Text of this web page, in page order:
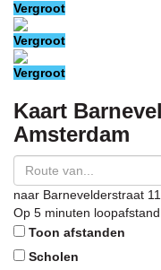
Vergroot
Vergroot
Vergroot
Kaart
Amsterdam
naar Barnevelderstraat 11
Op 5 minuten loopafstand
Toon afstanden
Scholen